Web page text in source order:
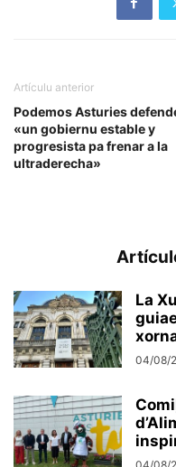
Artículu anterior
Podemos Asturies
«un gobiernu estable y
progresista pa frenar a la
ultraderecha»
La
04/08/